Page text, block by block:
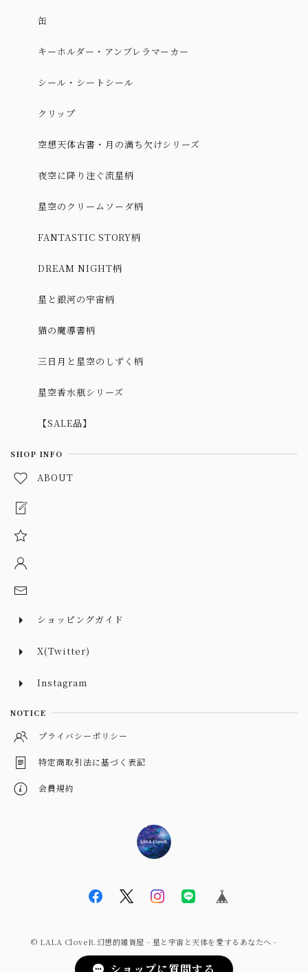
缶
キーホルダー・アンブレラマーカー
シール・シートシール
クリップ
空想天体古書・月の満ち欠けシリーズ
夜空に降り注ぐ流星柄
星空のクリームソーダ柄
FANTASTIC STORY柄
DREAM NIGHT柄
星と銀河の宇宙柄
猫の魔導書柄
三日月と星空のしずく柄
星空香水瓶シリーズ
【SALE品】
SHOP INFO
ABOUT
ショッピングガイド
X(Twitter)
Instagram
NOTICE
プライバシーポリシー
特定商取引法に基づく表記
会員規約
© LALA CloveR.幻想的雑貨屋 - 星と宇宙と天体を愛するあなたへ -